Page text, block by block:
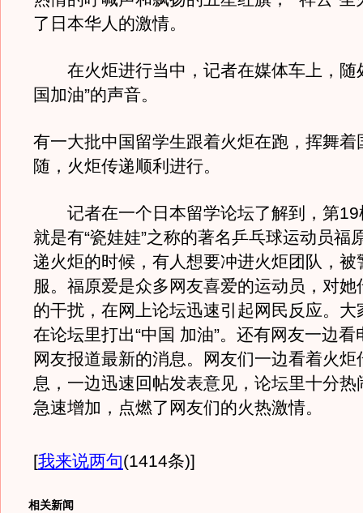
了日本华人的激情。
在火炬进行当中，记者在媒体车上，随
国加油”的声音。
有一大批中国留学生跟着火炬在跑，挥舞着
随，火炬传递顺利进行。
记者在一个日本留学论坛了解到，第19
就是有“瓷娃娃”之称的著名乒乓球运动员福
递火炬的时候，有人想要冲进火炬团队，被
服。福原爱是众多网友喜爱的运动员，对她
的干扰，在网上论坛迅速引起网民反应。大
在论坛里打出“中国 加油”。还有网友一边
网友报道最新的消息。网友们一边看着火炬
息，一边迅速回帖发表意见，论坛里十分热
急速增加，点燃了网友们的火热激情。
[我来说两句(1414条)]
相关新闻